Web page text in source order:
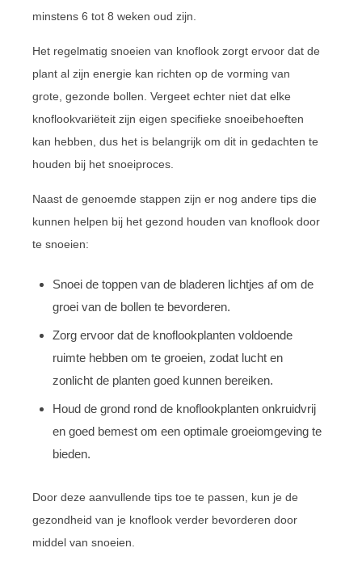
minstens 6 tot 8 weken oud zijn.
Het regelmatig snoeien van knoflook zorgt ervoor dat de
plant al zijn energie kan richten op de vorming van
grote, gezonde bollen. Vergeet echter niet dat elke
knoflookvariëteit zijn eigen specifieke snoeibehoeften
kan hebben, dus het is belangrijk om dit in gedachten te
houden bij het snoeiproces.
Naast de genoemde stappen zijn er nog andere tips die
kunnen helpen bij het gezond houden van knoflook door
te snoeien:
Snoei de toppen van de bladeren lichtjes af om de
groei van de bollen te bevorderen.
Zorg ervoor dat de knoflookplanten voldoende
ruimte hebben om te groeien, zodat lucht en
zonlicht de planten goed kunnen bereiken.
Houd de grond rond de knoflookplanten onkruidvrij
en goed bemest om een ​​optimale groeiomgeving te
bieden.
Door deze aanvullende tips toe te passen, kun je de
gezondheid van je knoflook verder bevorderen door
middel van snoeien.